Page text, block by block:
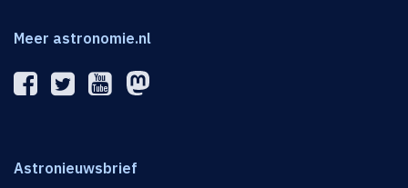
Meer astronomie.nl
Astronieuwsbrief